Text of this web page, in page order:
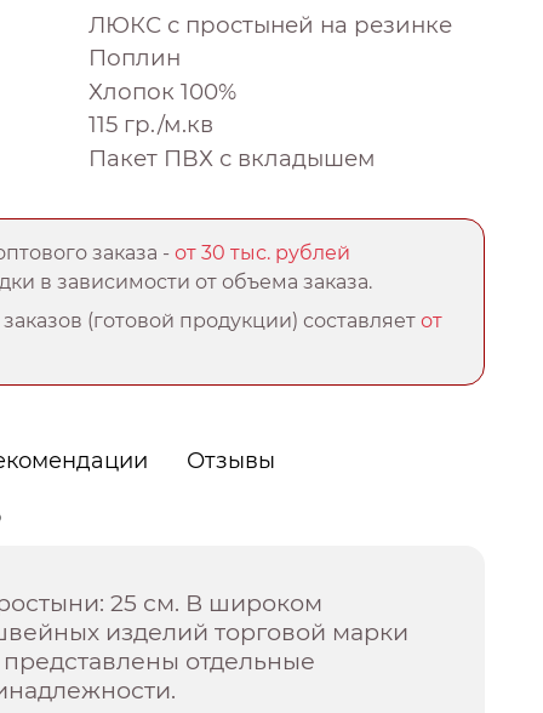
ЛЮКС с простыней на резинке
Поплин
Хлопок 100%
115 гр./м.кв
Пакет ПВХ с вкладышем
заказа -от 30 тыс. рублей
в зависимости от объема заказа.
(готовой продукции) составляетот
Отзывы
25 см. В широком
изделий торговой марки
отдельные